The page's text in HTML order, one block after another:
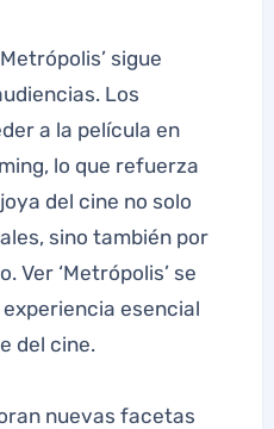
sigue
Los
a la película en
lo que refuerza
del cine no solo
sino también por
Ver ‘Metrópolis’ se
esencial
del cine.
nuevas facetas